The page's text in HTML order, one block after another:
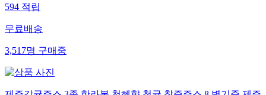
594적립
무료배송
3,517명구매중